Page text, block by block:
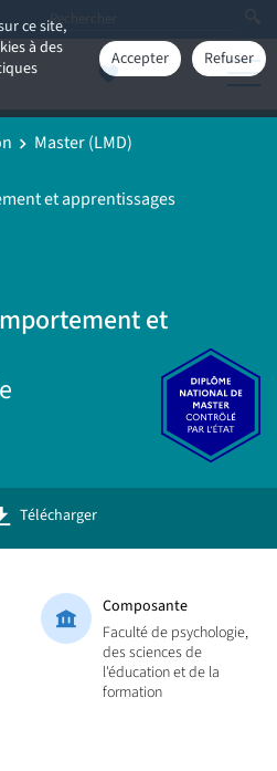
ce site,
à des
Accepter Refuser
Master (LMD)
et apprentissages
et
Télécharger
Composante
Faculté de psychologie,
des sciences de
l'éducation et de la
formation